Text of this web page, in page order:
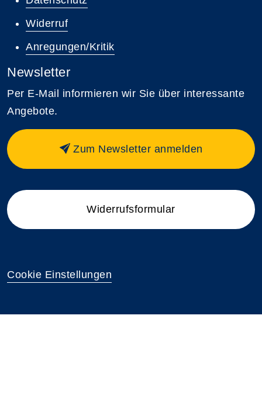
Widerruf
Anregungen/Kritik
Newsletter
Per E-Mail informieren wir Sie über interessante
Angebote.
Zum Newsletter anmelden
Widerrufsformular
Cookie Einstellungen